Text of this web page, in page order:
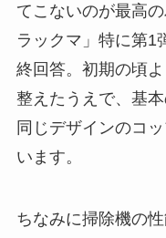
てこないのが最高
ラックマ」特に第1
終回答。初期の頃
整えたうえで、基
同じデザインのコ
います。
ちなみに掃除機の